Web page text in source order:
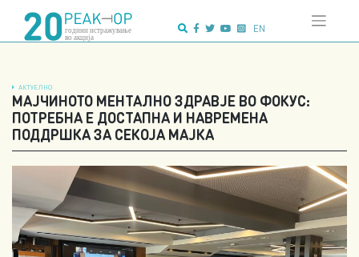
content
EN
АКТУЕЛНО
МАЈЧИНОТО МЕНТАЛНО ЗДРАВЈЕ ВО ФОКУС:
ПОТРЕБНА Е ДОСТАПНА И НАВРЕМЕНА
ПОДДРШКА ЗА СЕКОЈА МАЈКА